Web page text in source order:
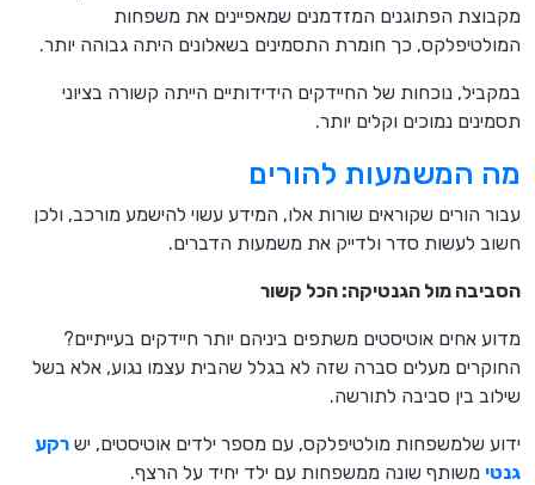
מקבוצת הפתוגנים המזדמנים שמאפיינים את משפחות
המולטיפלקס, כך חומרת התסמינים בשאלונים היתה גבוהה יותר.
במקביל, נוכחות של החיידקים הידידותיים הייתה קשורה בציוני
תסמינים נמוכים וקלים יותר.
מה המשמעות להורים
עבור הורים שקוראים שורות אלו, המידע עשוי להישמע מורכב, ולכן
חשוב לעשות סדר ולדייק את משמעות הדברים.
הסביבה מול הגנטיקה: הכל קשור
מדוע אחים אוטיסטים משתפים ביניהם יותר חיידקים בעייתיים?
החוקרים מעלים סברה שזה לא בגלל שהבית עצמו נגוע, אלא בשל
שילוב בין סביבה לתורשה.
ידוע שלמשפחות מולטיפלקס, עם מספר ילדים אוטיסטים, יש רקע
גנטי משותף שונה ממשפחות עם ילד יחיד על הרצף.